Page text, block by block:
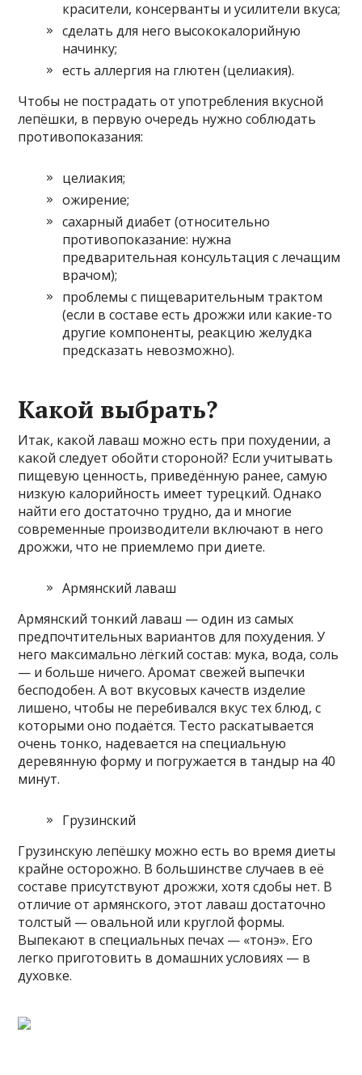
красители, консерванты и усилители вкуса;
сделать для него высококалорийную
начинку;
есть аллергия на глютен (целиакия).
Чтобы не пострадать от употребления вкусной
лепёшки, в первую очередь нужно соблюдать
противопоказания:
целиакия;
ожирение;
сахарный диабет (относительно
противопоказание: нужна
предварительная консультация с лечащим
врачом);
проблемы с пищеварительным трактом
(если в составе есть дрожжи или какие-то
другие компоненты, реакцию желудка
предсказать невозможно).
Какой выбрать?
Итак, какой лаваш можно есть при похудении, а
какой следует обойти стороной? Если учитывать
пищевую ценность, приведённую ранее, самую
низкую калорийность имеет турецкий. Однако
найти его достаточно трудно, да и многие
современные производители включают в него
дрожжи, что не приемлемо при диете.
Армянский лаваш
Армянский тонкий лаваш — один из самых
предпочтительных вариантов для похудения. У
него максимально лёгкий состав: мука, вода, соль
— и больше ничего. Аромат свежей выпечки
бесподобен. А вот вкусовых качеств изделие
лишено, чтобы не перебивался вкус тех блюд, с
которыми оно подаётся. Тесто раскатывается
очень тонко, надевается на специальную
деревянную форму и погружается в тандыр на 40
минут.
Грузинский
Грузинскую лепёшку можно есть во время диеты
крайне осторожно. В большинстве случаев в её
составе присутствуют дрожжи, хотя сдобы нет. В
отличие от армянского, этот лаваш достаточно
толстый — овальной или круглой формы.
Выпекают в специальных печах — «тонэ». Его
легко приготовить в домашних условиях — в
духовке.